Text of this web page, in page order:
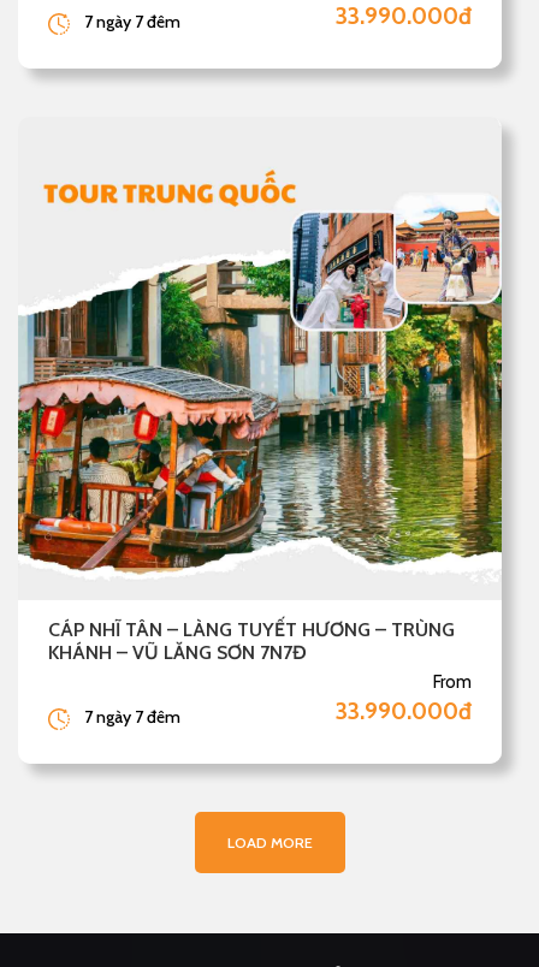
33.990.000đ
7 ngày 7 đêm
CÁP NHĨ TÂN – LÀNG TUYẾT HƯƠNG – TRÙNG
KHÁNH – VŨ LĂNG SƠN 7N7Đ
From
33.990.000đ
7 ngày 7 đêm
LOAD MORE